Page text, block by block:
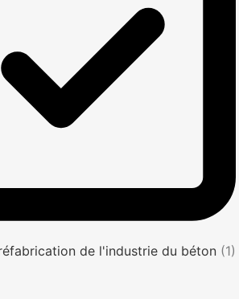
de l'industrie du béton (1)